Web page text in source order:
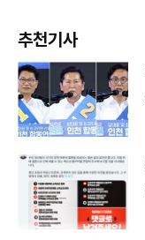
추천기사